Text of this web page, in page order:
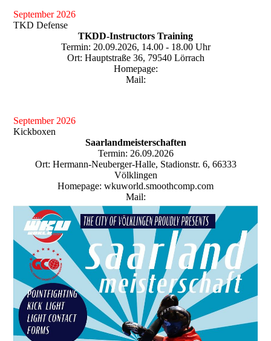
September 2026
TKD Defense
TKDD-Instructors Training
Termin: 20.09.2026, 14.00 - 18.00 Uhr
Ort: Hauptstraße 36, 79540 Lörrach
Homepage:
Mail:
September 2026
Kickboxen
Saarlandmeisterschaften
Termin: 26.09.2026
Ort: Hermann-Neuberger-Halle, Stadionstr. 6, 66333
Völklingen
Homepage: wkuworld.smoothcomp.com
Mail: